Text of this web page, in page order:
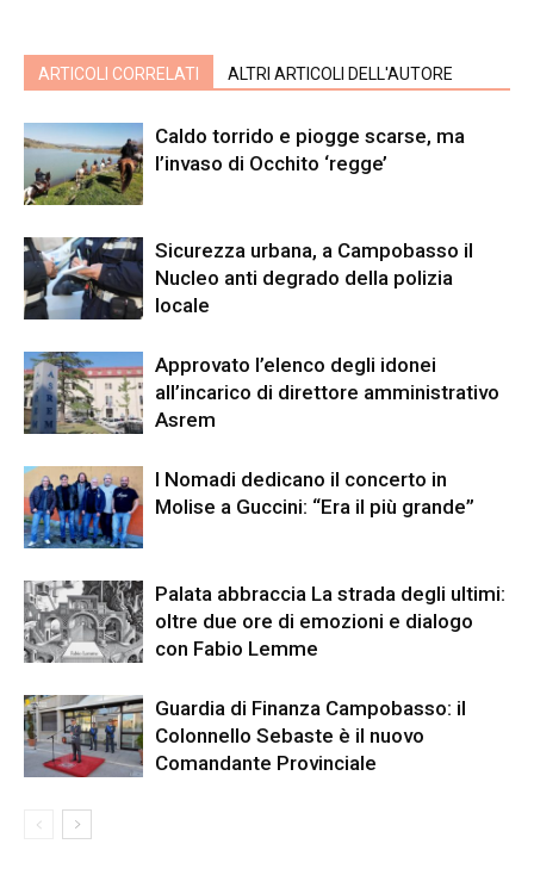
ARTICOLI CORRELATI ALTRI ARTICOLI DELL'AUTORE
Caldo torrido e piogge scarse, ma
l’invaso di Occhito ‘regge’
Sicurezza urbana, a Campobasso il
Nucleo anti degrado della polizia
locale
Approvato l’elenco degli idonei
all’incarico di direttore amministrativo
Asrem
I Nomadi dedicano il concerto in
Molise a Guccini: “Era il più grande”
Palata abbraccia La strada degli ultimi:
oltre due ore di emozioni e dialogo
con Fabio Lemme
Guardia di Finanza Campobasso: il
Colonnello Sebaste è il nuovo
Comandante Provinciale